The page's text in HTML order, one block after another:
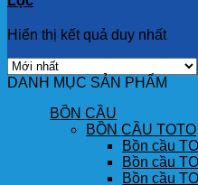
Hiển thị kết quả duy nhất
DANH MỤC SẢN PHẨM
BỒN CẦU
BỒN CẦU TOTO
Bồn cầu
Bồn cầu
Bồn cầu